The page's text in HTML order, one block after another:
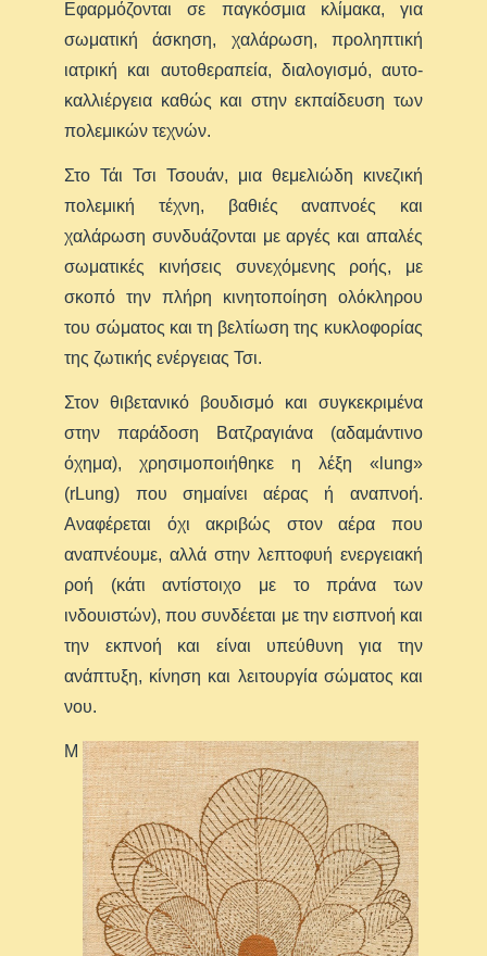
Εφαρμόζονται σε παγκόσμια κλίμακα, για
σωματική άσκηση, χαλάρωση, προληπτική
ιατρική και αυτοθεραπεία, διαλογισμό, αυτο-
καλλιέργεια καθώς και στην εκπαίδευση των
πολεμικών τεχνών.
Στο Τάι Τσι Τσουάν, μια θεμελιώδη κινεζική
πολεμική τέχνη, βαθιές αναπνοές και
χαλάρωση συνδυάζονται με αργές και απαλές
σωματικές κινήσεις συνεχόμενης ροής, με
σκοπό την πλήρη κινητοποίηση ολόκληρου
του σώματος και τη βελτίωση της κυκλοφορίας
της ζωτικής ενέργειας Τσι.
Στον θιβετανικό βουδισμό και συγκεκριμένα
στην παράδοση Βατζραγιάνα (αδαμάντινο
όχημα), χρησιμοποιήθηκε η λέξη «lung»
(rLung) που σημαίνει αέρας ή αναπνοή.
Αναφέρεται όχι ακριβώς στον αέρα που
αναπνέουμε, αλλά στην λεπτοφυή ενεργειακή
ροή (κάτι αντίστοιχο με το πράνα των
ινδουιστών), που συνδέεται με την εισπνοή και
την εκπνοή και είναι υπεύθυνη για την
ανάπτυξη, κίνηση και λειτουργία σώματος και
νου.
Μ